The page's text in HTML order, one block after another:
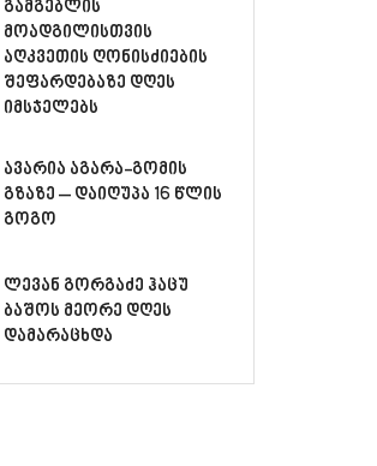
გამგებლის
მოადგილისთვის
აღკვეთის ღონისძიების
შეფარდებაზე დღეს
იმსჯელებს
ავარია აგარა-გომის
გზაზე – დაიღუპა 16 წლის
გოგო
ლევან გორგაძე ჰაცუ
ბაშოს მეორე დღეს
დამარაცხდა